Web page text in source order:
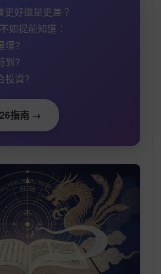
好還是更差？
如提前知道：
壞?
到?
投資?
指南 →